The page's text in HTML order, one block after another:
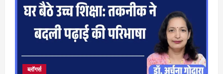
शिक्षा
व्यवस्था,
मौत
के
मुंह
में
ब्लॉगर्स